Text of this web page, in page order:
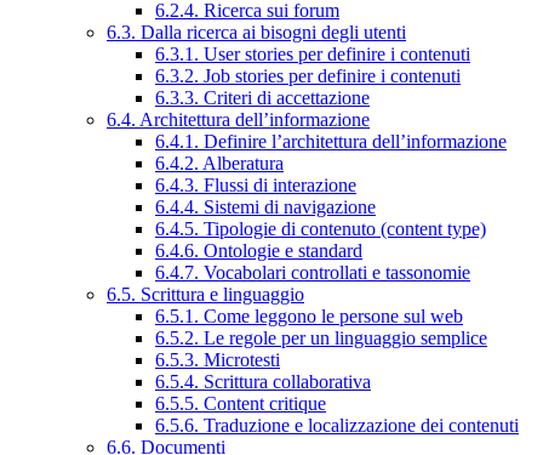
6.2.4. Ricerca sui forum
6.3. Dalla ricerca ai bisogni degli utenti
6.3.1. User stories per definire i contenuti
6.3.2. Job stories per definire i contenuti
6.3.3. Criteri di accettazione
6.4. Architettura dell’informazione
6.4.1. Definire l’architettura dell’informazione
6.4.2. Alberatura
6.4.3. Flussi di interazione
6.4.4. Sistemi di navigazione
6.4.5. Tipologie di contenuto (content type)
6.4.6. Ontologie e standard
6.4.7. Vocabolari controllati e tassonomie
6.5. Scrittura e linguaggio
6.5.1. Come leggono le persone sul web
6.5.2. Le regole per un linguaggio semplice
6.5.3. Microtesti
6.5.4. Scrittura collaborativa
6.5.5. Content critique
6.5.6. Traduzione e localizzazione dei contenuti
6.6. Documenti